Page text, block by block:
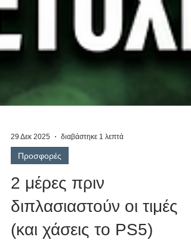
29 Δεκ 2025 διαβάστηκε 1 λεπτά
Προσφορές
2 μέρες πριν
διπλασιαστούν οι τιμές